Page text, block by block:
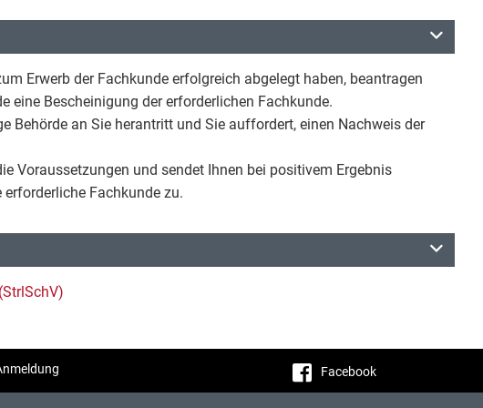
Erwerb der Fachkunde erfolgreich abgelegt haben, beantragen
eine Bescheinigung der erforderlichen Fachkunde.
Behörde an Sie herantritt und Sie auffordert, einen Nachweis der
Voraussetzungen und sendet Ihnen bei positivem Ergebnis
Fachkunde zu.
Facebook